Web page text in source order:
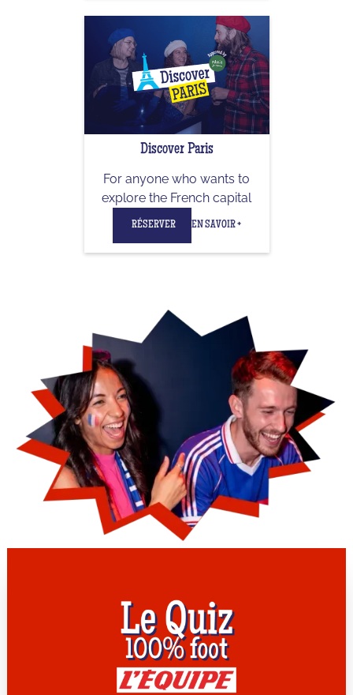
Discover Paris
For anyone who wants to
explore the French capital
RÉSERVER EN SAVOIR +